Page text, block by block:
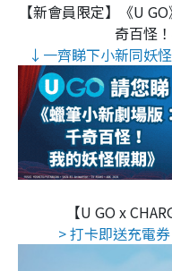
【新會員限定】《U
奇百怪
↓一齊睇下小新同妖
【U GO x
> 打卡即送充電